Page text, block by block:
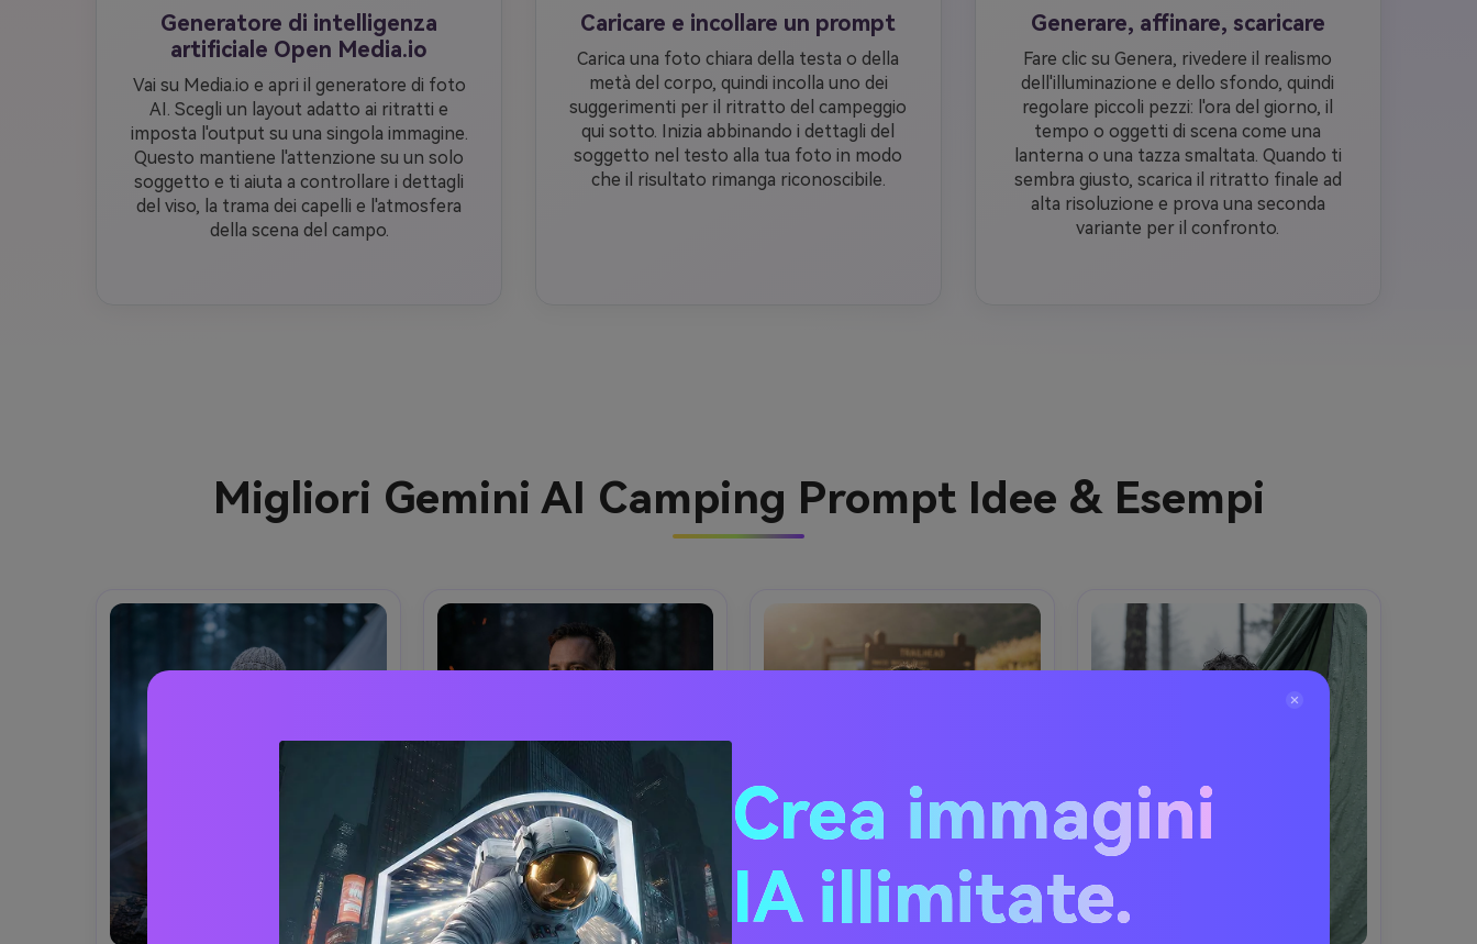
Generatore di intelligenza
artificiale Open Media.io
Vai su Media.io e apri il generatore di foto
AI. Scegli un layout adatto ai ritratti e
imposta l'output su una singola immagine.
Questo mantiene l'attenzione su un solo
soggetto e ti aiuta a controllare i dettagli
del viso, la trama dei capelli e l'atmosfera
della scena del campo.
Caricare e incollare un prompt
Carica una foto chiara della testa o della
metà del corpo, quindi incolla uno dei
suggerimenti per il ritratto del campeggio
qui sotto. Inizia abbinando i dettagli del
soggetto nel testo alla tua foto in modo
che il risultato rimanga riconoscibile.
Generare, affinare, scaricare
Fare clic su Genera, rivedere il realismo
dell'illuminazione e dello sfondo, quindi
regolare piccoli pezzi: l'ora del giorno, il
tempo o oggetti di scena come una
lanterna o una tazza smaltata. Quando ti
sembra giusto, scarica il ritratto finale ad
alta risoluzione e prova una seconda
variante per il confronto.
Migliori Gemini AI Camping Prompt Idee & Esempi
Crea immagini
IA illimitate.